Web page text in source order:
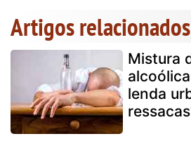
Artigos relacionados
Mistura
lenda